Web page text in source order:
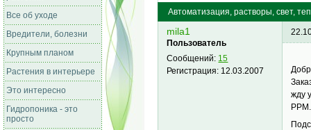
Все об уходе
Вредители, болезни
Крупным планом
Растения в интерьере
Это интересно
Гидропоника - это
просто
Автоматизация, растворы, свет,
mila1
Пользователь
Сообщений: 15
Регистрация: 12.03.2007
жду
РРМ.